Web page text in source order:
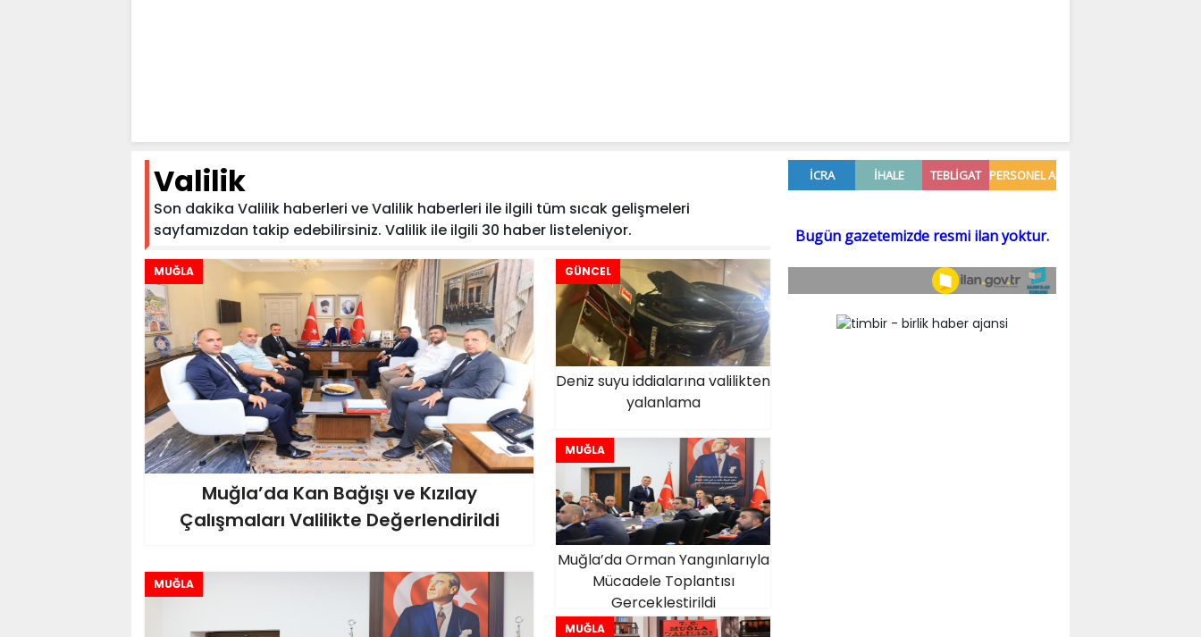
Valilik
Son dakika Valilik haberleri ve Valilik haberleri ile ilgili tüm sıcak gelişmeleri
sayfamızdan takip edebilirsiniz. Valilik ile ilgili 30 haber listeleniyor.
MUĞLA
Muğla’da Kan Bağışı ve Kızılay
Çalışmaları Valilikte Değerlendirildi
GÜNCEL
Deniz suyu iddialarına valilikten
yalanlama
MUĞLA
Muğla’da Orman Yangınlarıyla
Mücadele Toplantısı
Gerçekleştirildi
MUĞLA
MUĞLA